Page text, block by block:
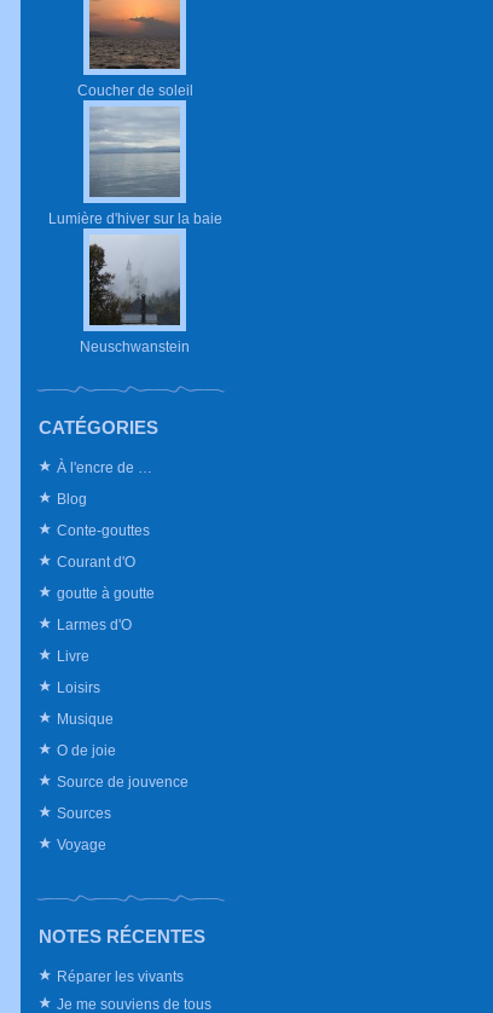
Coucher de soleil
Lumière d'hiver sur la baie
Neuschwanstein
CATÉGORIES
À l'encre de …
Blog
Conte-gouttes
Courant d'O
goutte à goutte
Larmes d'O
Livre
Loisirs
Musique
O de joie
Source de jouvence
Sources
Voyage
NOTES RÉCENTES
Réparer les vivants
Je me souviens de tous